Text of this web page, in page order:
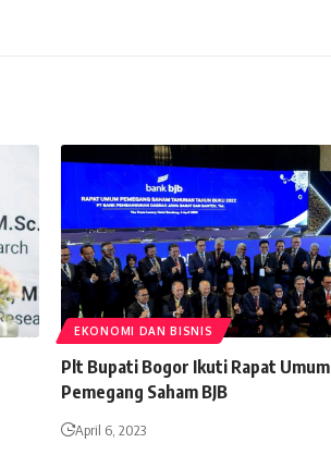
EKONOMI DAN BISNIS
Plt Bupati Bogor Ikuti Rapat Umum
Pemegang Saham BJB
April 6, 2023